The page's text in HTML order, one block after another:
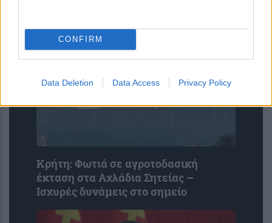
CONFIRM
Data Deletion Data Access Privacy Policy
Κρήτη: Φωτιά σε αγροτοδασική
έκταση στα Αχλάδια Σητείας –
Ισχυρές δυνάμεις στο σημείο